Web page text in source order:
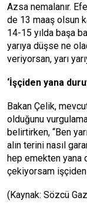
Azsa nemalanır.
de 13 maaş olsun
14-15 yılda başa
yarıya düşse ne
veriyorsan, yarı
‘İşçiden yana
Bakan Çelik,
olduğunu
belirtirken, “Ben
alın terini nasıl
hep emekten yana
çekiyorsam
(Kaynak: Sözcü